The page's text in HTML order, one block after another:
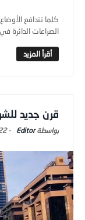
كلما تتدافع
الصراعات الدائرة
قرن جديد
Editor
-
22